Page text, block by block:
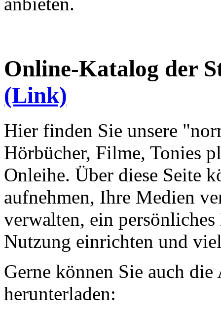
Online-Katalog der
(Link)
Hier finden Sie unsere
Hörbücher, Filme, Tonies
Onleihe. Über diese Seite
aufnehmen, Ihre Medien
verwalten, ein
Nutzung einrichten und
Gerne können Sie auch
herunterladen: